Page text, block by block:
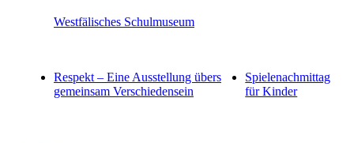
Westfälisches Schulmuseum
Respekt – Eine Ausstellung übers
gemeinsam Verschiedensein
Spielenachmittag
für Kinder